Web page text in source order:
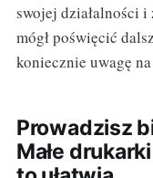
swojej działalności
mógł poświęcić
koniecznie uwagę
Prowadzisz
Małe